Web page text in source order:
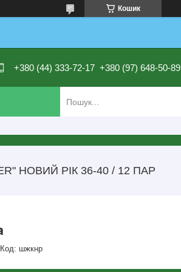
Кошик
+380 (44) 333-72-17 +380 (97) 648-50-89
НОВИЙ РІК 36-40 / 12 ПАР
Код: шжкнр